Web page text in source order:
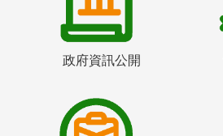
政府資訊公開